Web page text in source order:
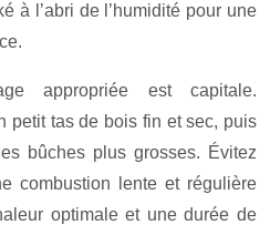
à l’abri de l’humidité pour une
appropriée est capitale.
petit tas de bois fin et sec, puis
bûches plus grosses. Évitez
combustion lente et régulière
optimale et une durée de